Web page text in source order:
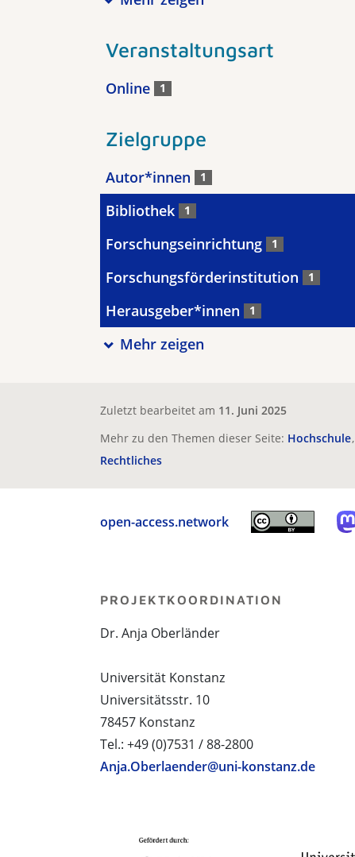
Veranstaltungsart
Online 1
Zielgruppe
Autor*innen 1
Bibliothek 1
Forschungseinrichtung 1
Forschungsförderinstitution 1
Herausgeber*innen 1
Mehr zeigen
Zuletzt bearbeitet am 11. Juni 2025
Mehr zu den Themen dieser Seite: Hochschule
Rechtliches
open-access.network
PROJEKTKOORDINATION
Dr. Anja Oberländer
Universität Konstanz
Universitätsstr. 10
78457 Konstanz
Tel.: +49 (0)7531 / 88-2800
Anja.Oberlaender@uni-konstanz.de